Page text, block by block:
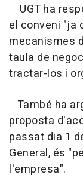
UGT ha
el conveni "ja
mecanismes
taula de
tractar-los i
També ha
proposta
passat dia 1
General, és
l'empresa".